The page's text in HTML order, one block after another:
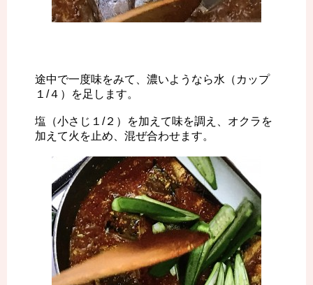
途中で一度味をみて、濃いようなら水（カップ
１/４）を足します。
塩（小さじ１/２）を加えて味を調え、オクラを
加えて火を止め、混ぜ合わせます。